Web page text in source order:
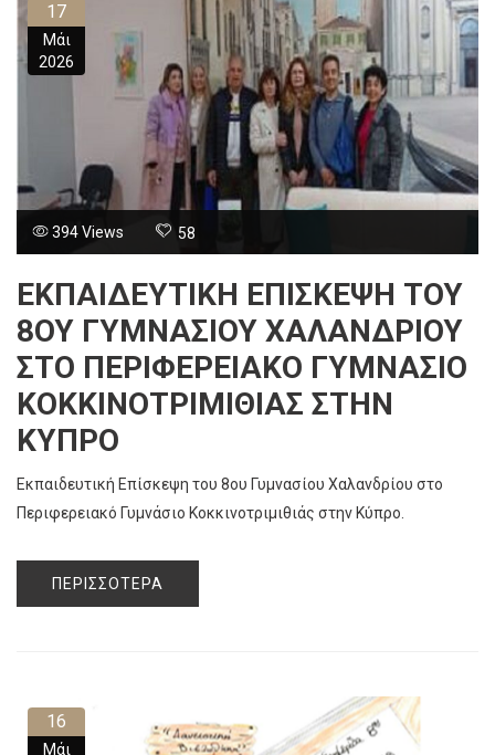
17
Μάι
2026
394 Views 58
ΕΚΠΑΙΔΕΥΤΙΚΉ ΕΠΊΣΚΕΨΗ ΤΟΥ
8ΟΥ ΓΥΜΝΑΣΊΟΥ ΧΑΛΑΝΔΡΊΟΥ
ΣΤΟ ΠΕΡΙΦΕΡΕΙΑΚΌ ΓΥΜΝΆΣΙΟ
ΚΟΚΚΙΝΟΤΡΙΜΙΘΙΆΣ ΣΤΗΝ
ΚΎΠΡΟ
Εκπαιδευτική Επίσκεψη του 8ου Γυμνασίου Χαλανδρίου στο
Περιφερειακό Γυμνάσιο Κοκκινοτριμιθιάς στην Κύπρο.
ΠΕΡΙΣΣΌΤΕΡΑ
16
Μάι